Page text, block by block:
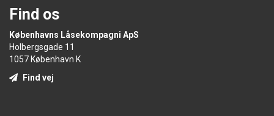
Find os
Københavns Låsekompagni ApS
Holbergsgade 11
1057 København K
Find vej